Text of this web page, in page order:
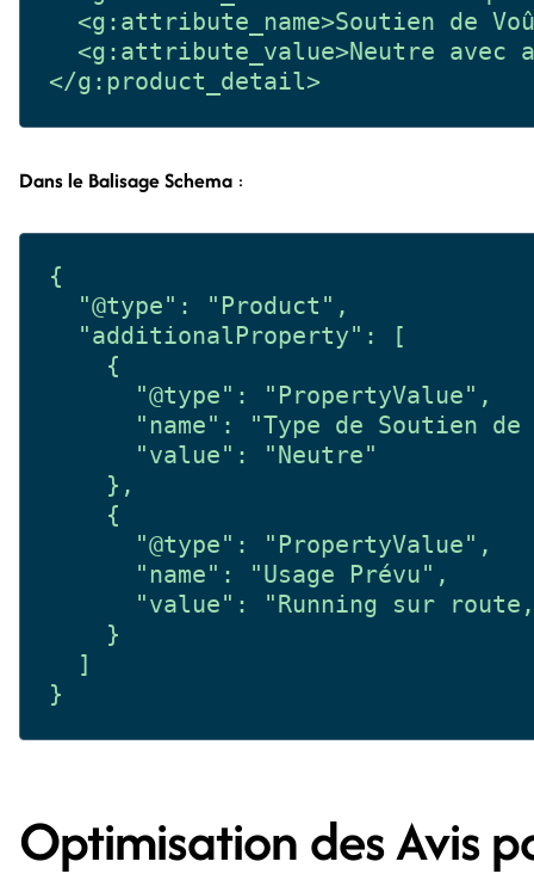
<g:attribute_name>Soutien de
<g:attribute_value>Neutre avec
Dans le Balisage Schema :
{
  "@type": "Product",
  "additionalProperty": [
    {
      "@type": "PropertyValue",
"name": "Type de Soutien de
      "value": "Neutre"
    },
    {
      "@type": "PropertyValue",
      "name": "Usage Prévu",
"value": "Running sur
    }
  ]
Optimisation des Avis